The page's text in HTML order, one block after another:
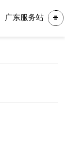
广东服务站